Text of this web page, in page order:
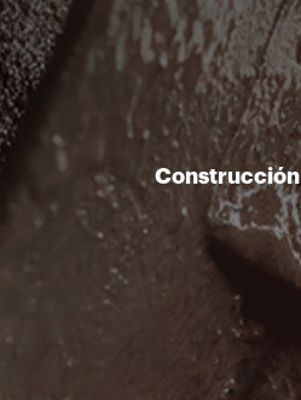
Construcción